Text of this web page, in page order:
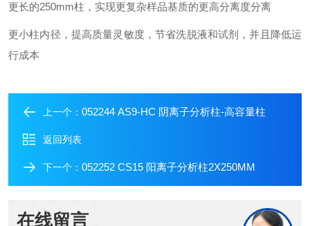
更长的250mm柱，实现更复杂样品基质的更高分离度分离
更小柱内径，提高质量灵敏度，节省洗脱液和试剂，并且降低运
行成本
上一个： 052244 AS9-HC 阴离子分析柱-高容量柱
返回列表
下一个： 052252 CS15 阳离子分析柱2X250MM
在线留言